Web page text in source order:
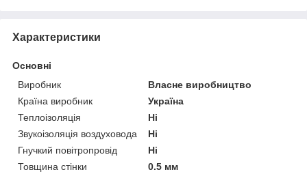
Характеристики
Основні
Виробник
Власне виробництво
Країна виробник
Україна
Теплоізоляція
Ні
Звукоізоляція воздуховода
Ні
Гнучкий повітропровід
Ні
Товщина стінки
0.5 мм